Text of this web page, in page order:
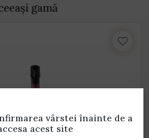
gamă
vârstei înainte de a
acest site